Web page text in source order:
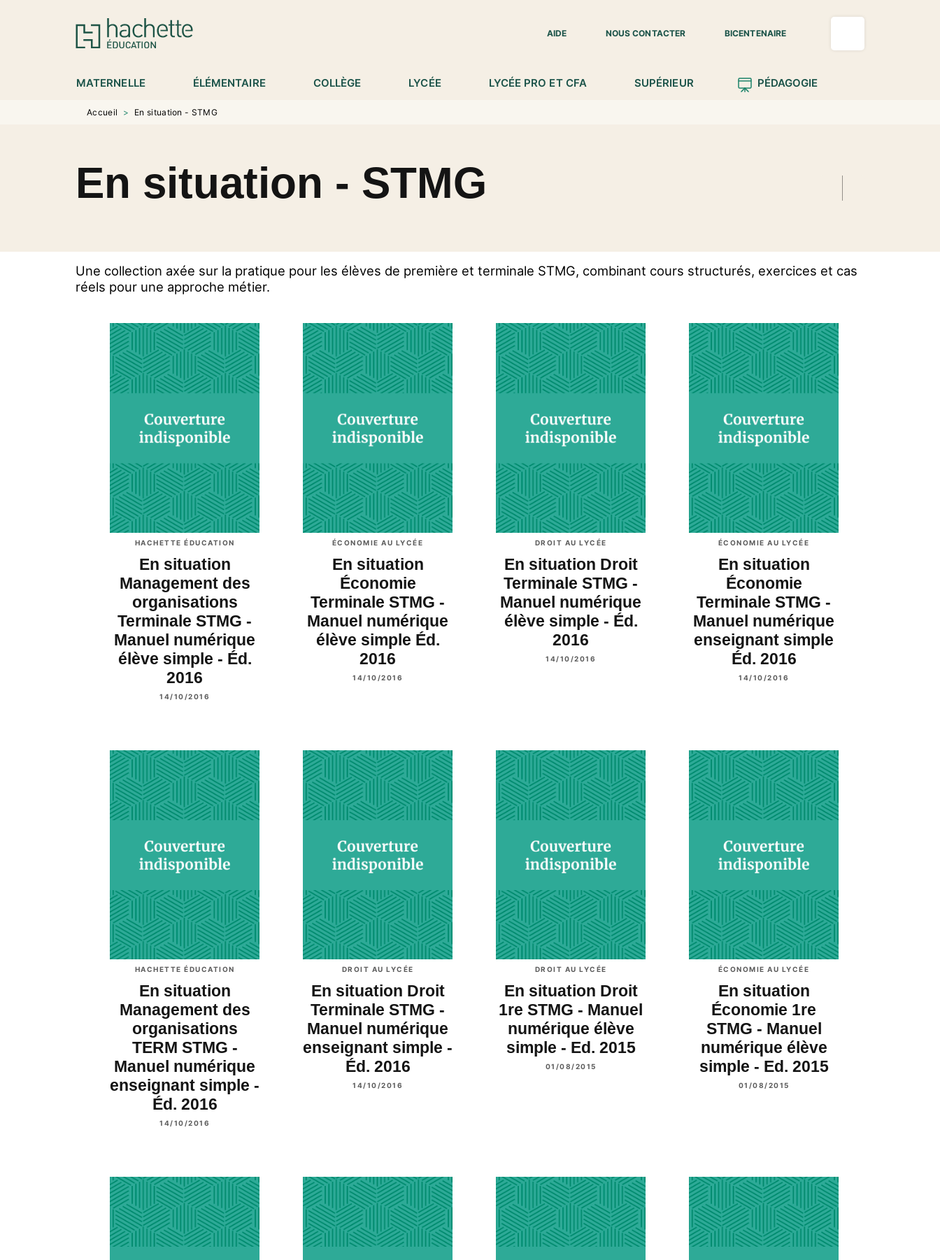
MENU RECHERCHE
AIDE
NOUS CONTACTER BICENTENAIRE
MATERNELLE ÉLÉMENTAIRE COLLÈGE LYCÉE LYCÉE PRO ET CFA SUPÉRIEUR PÉDAGOGIE
Accueil > En situation - STMG
En situation - STMG
Une collection axée sur la pratique pour les élèves de première et terminale STMG, combinant cours structurés, exercices et cas
réels pour une approche métier.
HACHETTE ÉDUCATION
En situation
Management des
organisations
Terminale STMG -
Manuel numérique
élève simple - Éd.
2016
14/10/2016
ÉCONOMIE AU LYCÉE
En situation
Économie
Terminale STMG -
Manuel numérique
élève simple Éd.
2016
14/10/2016
DROIT AU LYCÉE
En situation Droit
Terminale STMG -
Manuel numérique
élève simple - Éd.
2016
14/10/2016
ÉCONOMIE AU LYCÉE
En situation
Économie
Terminale STMG -
Manuel numérique
enseignant simple
Éd. 2016
14/10/2016
HACHETTE ÉDUCATION
En situation
Management des
organisations
TERM STMG -
Manuel numérique
enseignant simple -
Éd. 2016
14/10/2016
DROIT AU LYCÉE
En situation Droit
Terminale STMG -
Manuel numérique
enseignant simple -
Éd. 2016
14/10/2016
DROIT AU LYCÉE
En situation Droit
1re STMG - Manuel
numérique élève
simple - Ed. 2015
01/08/2015
ÉCONOMIE AU LYCÉE
En situation
Économie 1re
STMG - Manuel
numérique élève
simple - Ed. 2015
01/08/2015